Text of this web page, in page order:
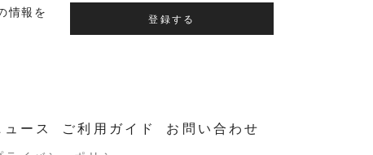
情報を
登録する
ュース ご利用ガイド お問い合わせ